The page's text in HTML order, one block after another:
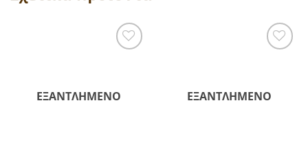
ΕΞΑΝΤΛΗΜΈΝΟ ΕΞΑΝΤΛΗΜΈΝΟ